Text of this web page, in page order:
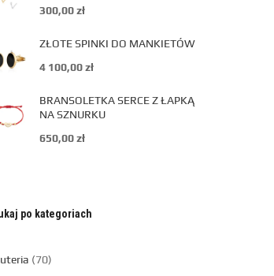
300,00zł
ZŁOTE SPINKI DO MANKIETÓW
4 100,00zł
BRANSOLETKA SERCE Z ŁAPKĄ
NA SZNURKU
650,00zł
po kategoriach
70